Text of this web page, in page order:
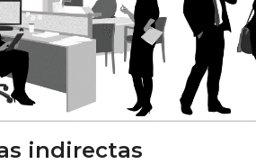
indirectas